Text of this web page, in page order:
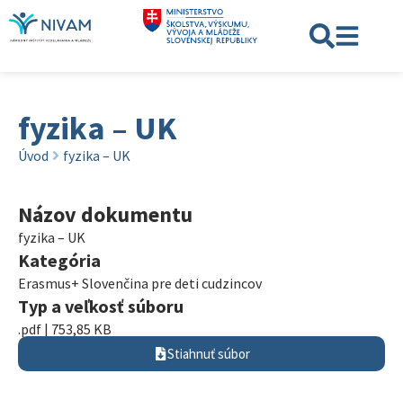
fyzika – UK
Úvod fyzika – UK
Názov dokumentu
fyzika – UK
Kategória
Erasmus+ Slovenčina pre deti cudzincov
Typ a veľkosť súboru
.pdf | 753,85 KB
Stiahnuť súbor